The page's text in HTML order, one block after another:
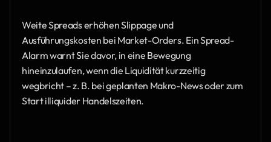
Weite Spreads erhöhen Slippage und
Ausführungskosten bei Market-Orders. Ein Spread-
Alarm warnt Sie davor, in eine Bewegung
hineinzulaufen, wenn die Liquidität kurzzeitig
wegbricht – z. B. bei geplanten Makro-News oder zum
Start illiquider Handelszeiten.